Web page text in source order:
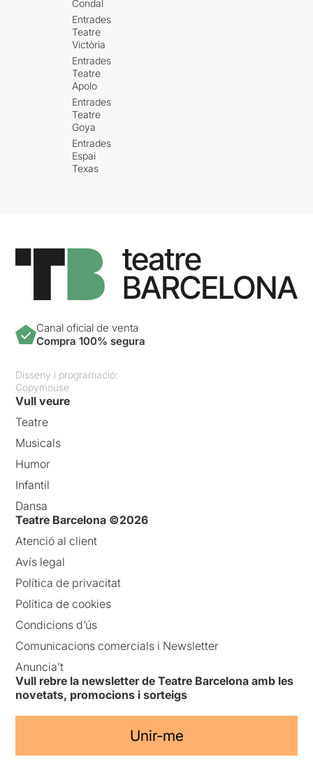
Condal
Entrades
Teatre
Victòria
Entrades
Teatre
Apolo
Entrades
Teatre
Goya
Entrades
Espai
Texas
Canal oficial de venta
Compra 100% segura
Disseny i programació:
Copymouse
Vull veure
Teatre
Musicals
Humor
Infantil
Dansa
Teatre Barcelona ©2026
Atenció al client
Avís legal
Política de privacitat
Política de cookies
Condicions d’ús
Comunicacions comercials i Newsletter
Anuncia’t
Vull rebre la newsletter de Teatre Barcelona amb les
novetats, promocions i sorteigs
Unir-me